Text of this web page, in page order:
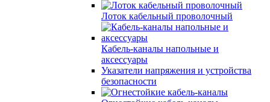
Лоток кабельный проволочный
Кабель-каналы напольные и
аксессуары
Указатели напряжения и устройства
безопасности